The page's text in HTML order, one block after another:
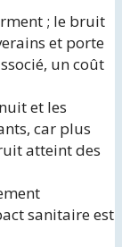
; le bruit
et porte
un coût
et les
car plus
atteint des
sanitaire est